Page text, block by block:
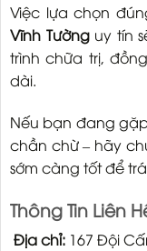
Việc lựa chọn
Vĩnh Tườnguy tín
trình chữa trị,
dài.
Nếu bạn đang
chần chừ – hãy
sớm càng tốt để
Thông Tin Liên
Địa chỉ: 167 Đội